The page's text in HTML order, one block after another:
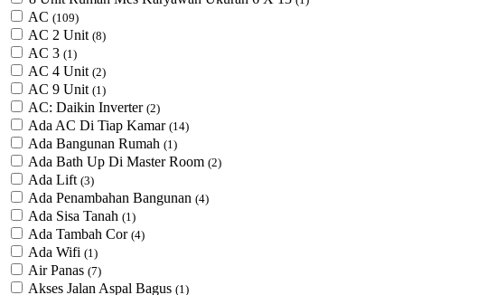
AC (109)
AC 2 Unit (8)
AC 3 (1)
AC 4 Unit (2)
AC 9 Unit (1)
AC: Daikin Inverter (2)
Ada AC Di Tiap Kamar (14)
Ada Bangunan Rumah (1)
Ada Bath Up Di Master Room (2)
Ada Lift (3)
Ada Penambahan Bangunan (4)
Ada Sisa Tanah (1)
Ada Tambah Cor (4)
Ada Wifi (1)
Air Panas (7)
Akses Jalan Aspal Bagus (1)